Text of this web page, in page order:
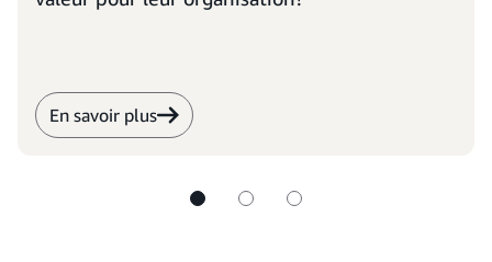
En savoir plus